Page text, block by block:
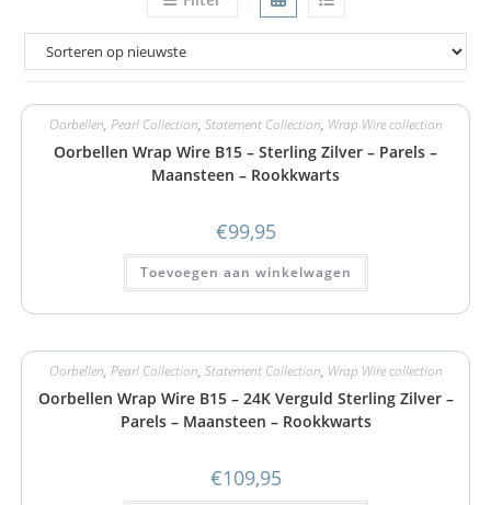
Oorbellen, Pearl Collection, Statement Collection, Wrap Wire collection
Oorbellen Wrap Wire B15 – Sterling Zilver – Parels –
Maansteen – Rookkwarts
€99,95
Toevoegen aan winkelwagen
Oorbellen, Pearl Collection, Statement Collection, Wrap Wire collection
Oorbellen Wrap Wire B15 – 24K Verguld Sterling Zilver –
Parels – Maansteen – Rookkwarts
€109,95